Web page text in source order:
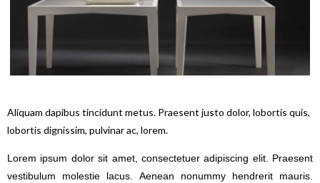
Aliquam dapibus tincidunt metus. Praesent justo dolor, lobortis quis,
lobortis dignissim, pulvinar ac, lorem.
Lorem ipsum dolor sit amet, consectetuer adipiscing elit. Praesent
vestibulum molestie lacus. Aenean nonummy hendrerit mauris.